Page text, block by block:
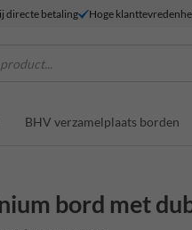
directe betaling Hoge
BHV verzamelplaats borden
bord met